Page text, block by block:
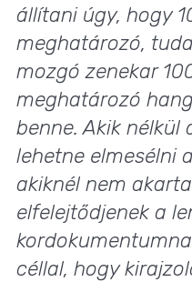
állítani úgy, hogy
meghatározó,
mozgó zenekar
meghatározó
benne. Akik nélkül
lehetne elmesélni
akiknél nem
elfelejtődjenek a
céllal, hogy